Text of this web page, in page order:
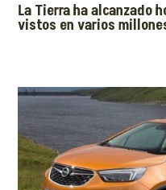
La Tierra ha alcanzado
vistos en varios